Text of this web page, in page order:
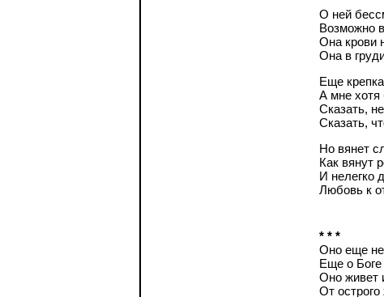
О ней
Возможно
Она крови
Она в
Еще
А мне хотя
Сказать,
Сказать,
Но вянет
Как вянут
И нелегко
Любовь к
* * *
Оно еще не
Еще о Боге
Оно живет
От острого